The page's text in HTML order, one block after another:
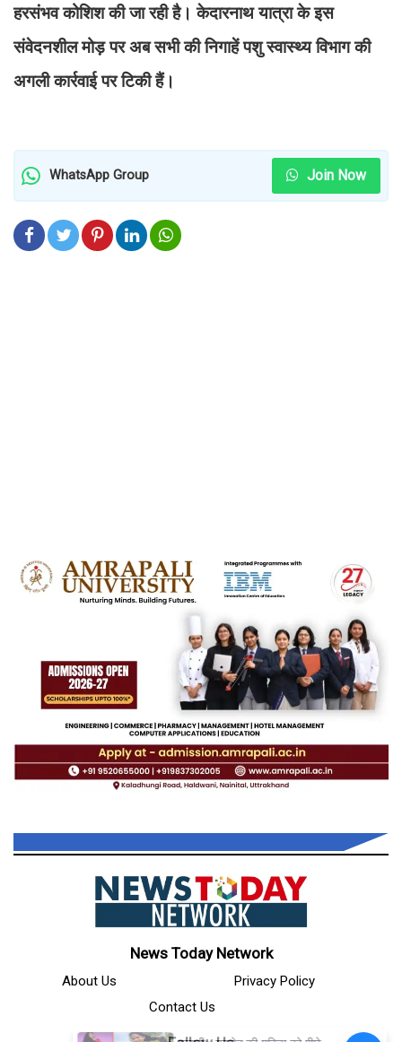
हरसंभव कोशिश की जा रही है। केदारनाथ यात्रा के इस
संवेदनशील मोड़ पर अब सभी की निगाहें पशु स्वास्थ्य विभाग की
अगली कार्रवाई पर टिकी हैं।
WhatsApp Group Join Now
News Today Network
About Us
Privacy Policy
Contact Us